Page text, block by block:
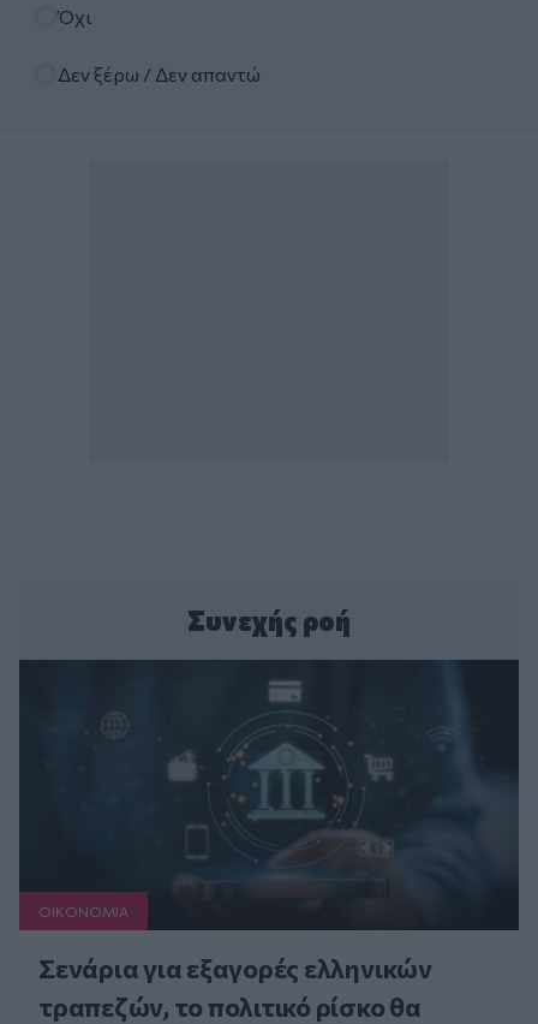
Όχι
Δεν ξέρω / Δεν απαντώ
Συνεχής ροή
ΟΙΚΟΝΟΜΙΑ
Σενάρια για εξαγορές ελληνικών
τραπεζών, το πολιτικό ρίσκο θα